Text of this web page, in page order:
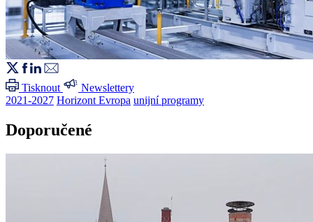
Tisknout
Newslettery
2021-2027 Horizont Evropa unijní programy
Doporučené